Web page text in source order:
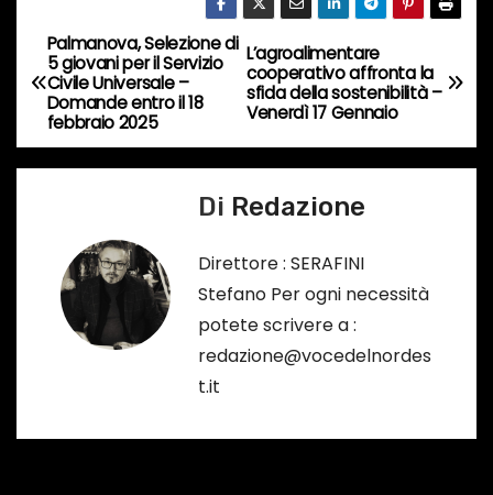
o
r
s
…
N
a
v
L’agroalimentare
cooperativo affronta la
sfida della sostenibilità –
Venerdì 17 Gennaio
Palmanova, Selezione di
5 giovani per il Servizio
Civile Universale –
Domande entro il 18
febbraio 2025
Di Redazione
Direttore : SERAFINI
Stefano Per ogni necessità
potete scrivere a :
redazione@vocedelnordes
t.it